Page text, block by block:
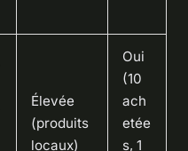
Élevée
(produits
locaux)
Oui
(10
ach
etée
s, 1